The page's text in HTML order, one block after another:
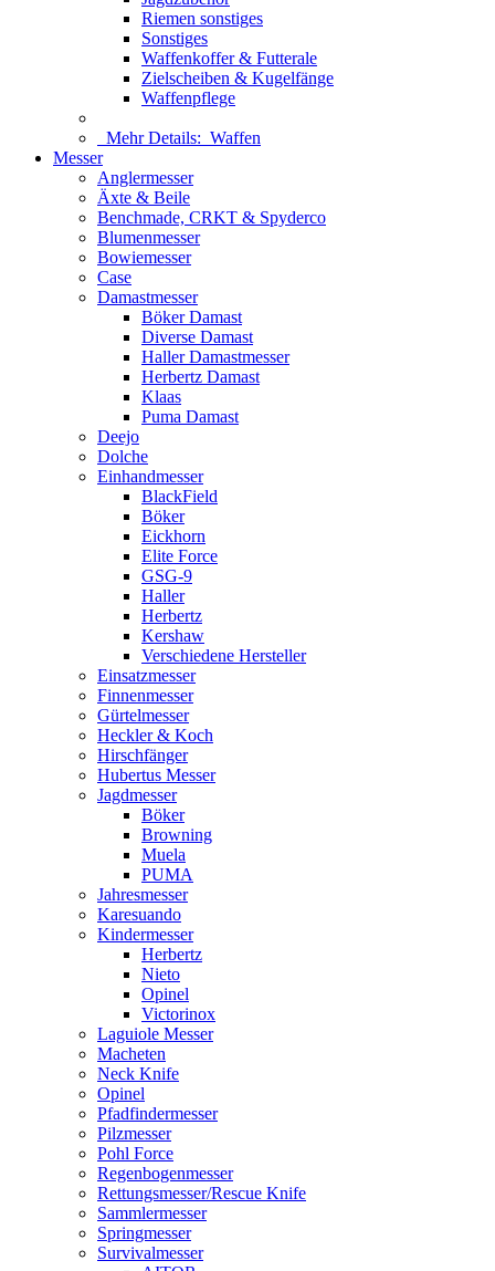
Riemen sonstiges
Sonstiges
Waffenkoffer & Futterale
Zielscheiben & Kugelfänge
Waffenpflege
Mehr Details: Waffen
Messer
Anglermesser
Äxte & Beile
Benchmade, CRKT & Spyderco
Blumenmesser
Bowiemesser
Case
Damastmesser
Böker Damast
Diverse Damast
Haller Damastmesser
Herbertz Damast
Klaas
Puma Damast
Deejo
Dolche
Einhandmesser
BlackField
Böker
Eickhorn
Elite Force
GSG-9
Haller
Herbertz
Kershaw
Verschiedene Hersteller
Einsatzmesser
Finnenmesser
Gürtelmesser
Heckler & Koch
Hirschfänger
Hubertus Messer
Jagdmesser
Böker
Browning
Muela
PUMA
Jahresmesser
Karesuando
Kindermesser
Herbertz
Nieto
Opinel
Victorinox
Laguiole Messer
Macheten
Neck Knife
Opinel
Pfadfindermesser
Pilzmesser
Pohl Force
Regenbogenmesser
Rettungsmesser/Rescue Knife
Sammlermesser
Springmesser
Survivalmesser